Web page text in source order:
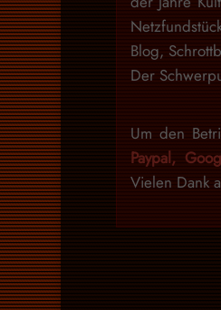
Blog,
Der
Um den
Paypal,
Vielen Dank